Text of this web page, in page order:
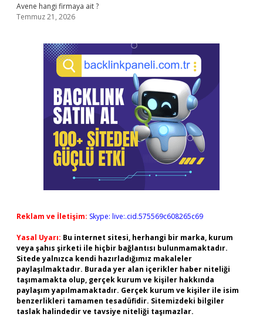
Avene hangi firmaya ait ?
Temmuz 21, 2026
Reklam ve İletişim: Skype: live:.cid.575569c608265c69
Yasal Uyarı: Bu internet sitesi, herhangi bir marka, kurum
veya şahıs şirketi ile hiçbir bağlantısı bulunmamaktadır.
Sitede yalnızca kendi hazırladığımız makaleler
paylaşılmaktadır. Burada yer alan içerikler haber niteliği
taşımamakta olup, gerçek kurum ve kişiler hakkında
paylaşım yapılmamaktadır. Gerçek kurum ve kişiler ile isim
benzerlikleri tamamen tesadüfidir. Sitemizdeki bilgiler
taslak halindedir ve tavsiye niteliği taşımazlar.